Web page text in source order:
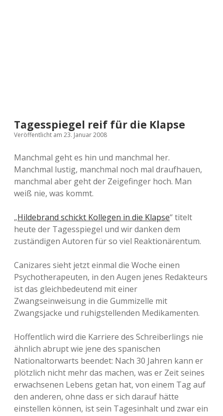
Tagesspiegel reif für die Klapse
Veröffentlicht am 23. Januar 2008
Manchmal geht es hin und manchmal her.
Manchmal lustig, manchmal noch mal draufhauen,
manchmal aber geht der Zeigefinger hoch. Man
weiß nie, was kommt.
„Hildebrand schickt Kollegen in die Klapse“ titelt
heute der Tagesspiegel und wir danken dem
zuständigen Autoren für so viel Reaktionärentum.
Canizares sieht jetzt einmal die Woche einen
Psychotherapeuten, in den Augen jenes Redakteurs
ist das gleichbedeutend mit einer
Zwangseinweisung in die Gummizelle mit
Zwangsjacke und ruhigstellenden Medikamenten.
Hoffentlich wird die Karriere des Schreiberlings nie
ähnlich abrupt wie jene des spanischen
Nationaltorwarts beendet: Nach 30 Jahren kann er
plötzlich nicht mehr das machen, was er Zeit seines
erwachsenen Lebens getan hat, von einem Tag auf
den anderen, ohne dass er sich darauf hätte
einstellen können, ist sein Tagesinhalt und zwar ein